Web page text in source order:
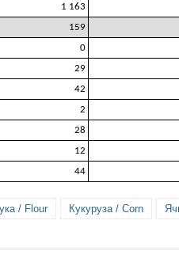
1 163
159
0
29
42
2
28
12
44
/ Flour Кукуруза / Corn